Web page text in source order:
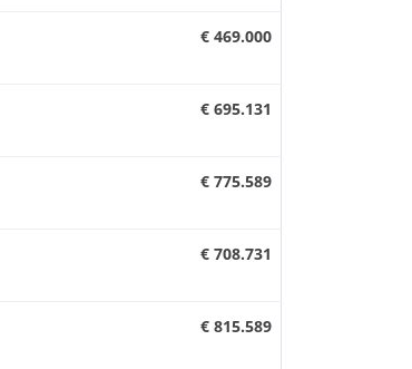
€ 469.000
€ 695.131
€ 775.589
€ 708.731
€ 815.589